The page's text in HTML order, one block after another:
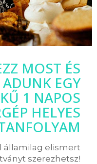
MOST ÉS
EGY
1 NAPOS
HELYES
államilag elismert
szerezhetsz!